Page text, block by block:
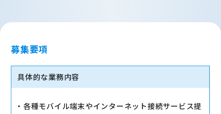
募集要項
具体的な業務内容
・各種モバイル端末やインターネット接続サービス提